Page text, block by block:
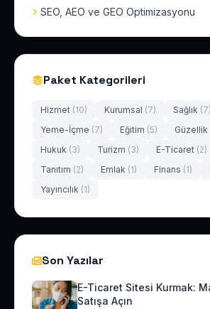
SEO, AEO ve GEO Optimizasyonu
Paket Kategorileri
Hizmet (10) Kurumsal (7) Sağlık (7)
Yeme-İçme (7) Eğitim (5) Güzellik
Hukuk (3) Turizm (3) E-Ticaret (2)
Tanıtım (2) Emlak (1) Finans (1)
Yayıncılık (1)
Son Yazılar
E-Ticaret Sitesi Kurmak:
Satışa Açın